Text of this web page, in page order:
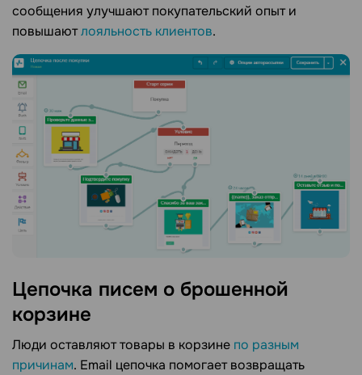
сообщения улучшают покупательский опыт и
повышаютлояльность клиентов.
Цепочка писем о брошенной
корзине
Люди оставляют товары в корзине по разным
причинам. Email цепочка помогает возвращать